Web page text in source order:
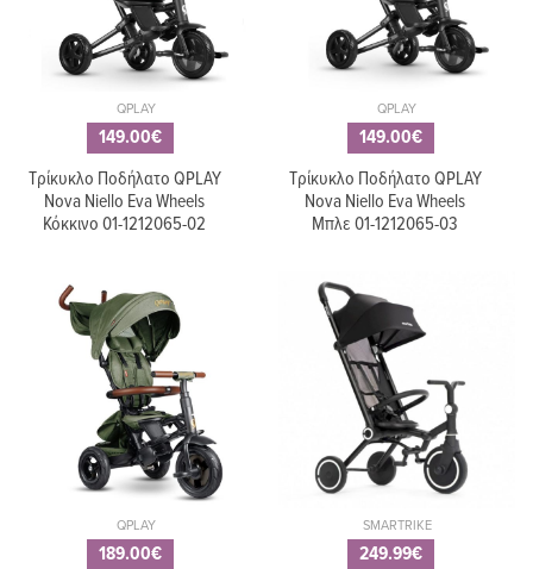
QPLAY
149.00€
Τρίκυκλο Ποδήλατο QPLAY
Nova Niello Eva Wheels
Κόκκινο 01-1212065-02
QPLAY
149.00€
Τρίκυκλο Ποδήλατο QPLAY
Nova Niello Eva Wheels
Μπλε 01-1212065-03
QPLAY
189.00€
SMARTRIKE
249.99€